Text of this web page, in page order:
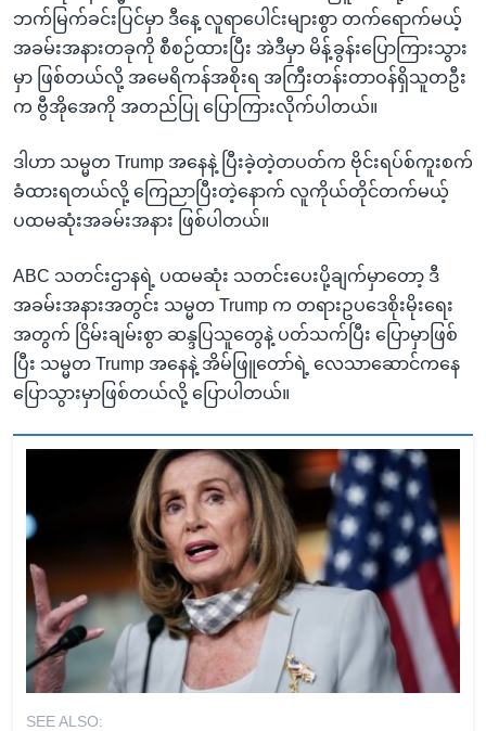
သို့
ကျော်
ရန်
ဘက်မြက်ခင်းပြင်မှာ ဒီနေ့ လူရာပေါင်းများစွာ တက်ရောက်မယ့်
အခမ်းအနားတခုကို စီစဉ်ထားပြီး အဲဒီမှာ မိန့်ခွန်းပြောကြားသွား
မှာ ဖြစ်တယ်လို့ အမေရိကန်အစိုးရ အကြီးတန်းတာဝန်ရှိသူတဦး
က ဗွီအိုအေကို အတည်ပြု ပြောကြားလိုက်ပါတယ်။
ဒါဟာ သမ္မတ Trump အနေနဲ့ ပြီးခဲ့တဲ့တပတ်က ဗိုင်းရပ်စ်ကူးစက်
ခံထားရတယ်လို့ ကြေညာပြီးတဲ့နောက် လူကိုယ်တိုင်တက်မယ့်
ပထမဆုံးအခမ်းအနား ဖြစ်ပါတယ်။
ABC သတင်းဌာနရဲ့ ပထမဆုံး သတင်းပေးပို့ချက်မှာတော့ ဒီ
အခမ်းအနားအတွင်း သမ္မတ Trump က တရားဥပဒေစိုးမိုးရေး
အတွက် ငြိမ်းချမ်းစွာ ဆန္ဒပြသူတွေနဲ့ ပတ်သက်ပြီး ပြောမှာဖြစ်
ပြီး သမ္မတ Trump အနေနဲ့ အိမ်ဖြူတော်ရဲ့ လေသာဆောင်ကနေ
ပြောသွားမှာဖြစ်တယ်လို့ ပြောပါတယ်။
SEE ALSO: